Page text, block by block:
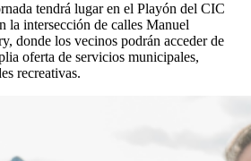
tendrá lugar en el Playón del CIC
la intersección de calles Manuel
donde los vecinos podrán acceder de
oferta de servicios municipales,
recreativas.